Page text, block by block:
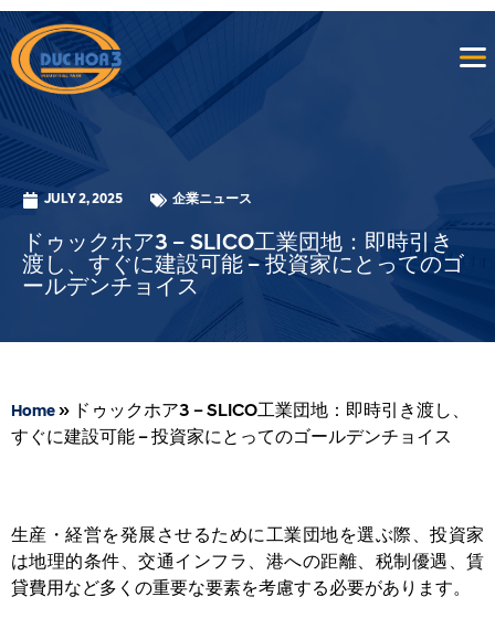
JULY 2, 2025 企業ニュース
ドゥックホア3 – SLICO工業団地：即時引き
渡し、すぐに建設可能 – 投資家にとってのゴ
ールデンチョイス
Home» ドゥックホア3 – SLICO工業団地：即時引き渡し、
すぐに建設可能 – 投資家にとってのゴールデンチョイス
生産・経営を発展させるために工業団地を選ぶ際、投資家
は地理的条件、交通インフラ、港への距離、税制優遇、賃
貸費用など多くの重要な要素を考慮する必要があります。